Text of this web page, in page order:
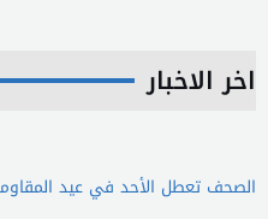
اخر الاخبار
الصحف تعطل الأحد في عيد